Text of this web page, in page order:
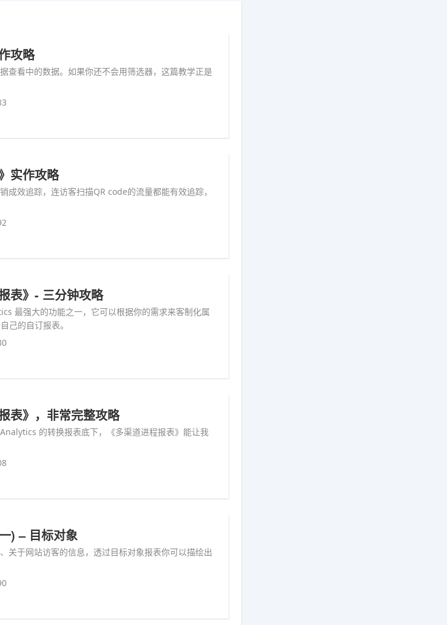
攻略
查看中的数据。如果你还不会用筛选器，这篇教学正是
实作攻略
效追踪，连访客扫描QR code的流量都能有效追踪，
表》- 三分钟攻略
最强大的功能之一，它可以根据你的需求来客制化属
己的自订报表。
表》，非常完整攻略
的转换报表底下，《多渠道进程报表》能让我
) – 目标对象
关于网站访客的信息，透过目标对象报表你可以描绘出